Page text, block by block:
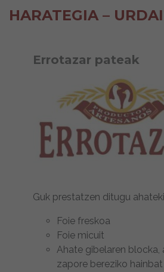
HARATEGIA –
Errotazar pateak
Guk prestatzen ditugu
Foie freskoa
Foie micuit
Ahate gibelaren
zapore bereziko